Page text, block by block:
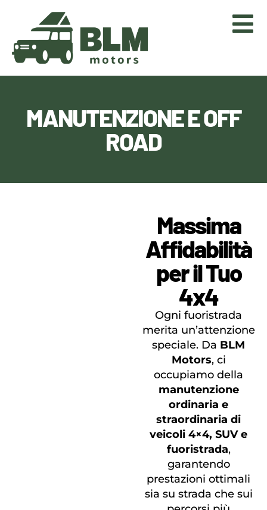
MANUTENZIONE E OFF
ROAD
Massima
Affidabilità
per il Tuo
4x4
Ogni fuoristrada
merita un’attenzione
speciale. Da BLM
Motors, ci
occupiamo della
manutenzione
ordinaria e
straordinaria di
veicoli 4×4, SUV e
fuoristrada,
garantendo
prestazioni ottimali
sia su strada che sui